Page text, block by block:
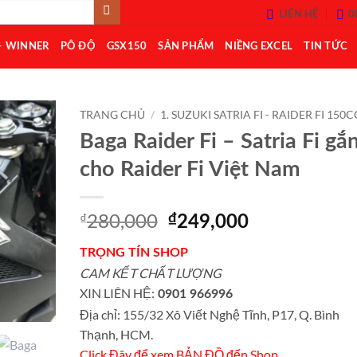
LIÊN HỆ
WINNER PÔ ĐỘ GSX150 SẢN PHẨM NIỀNG EXCEL TIN TỨC
Add to
Wishlist
TRANG CHỦ / 1. SUZUKI SATRIA FI - RAIDER FI
Baga Raider Fi – Satria Fi
cho Raider Fi Việt Nam
₫280,000 Giá
là:
₫280,000.
₫249,000Giá
TRỌNG TÍN SHOP
CAM KẾT CHẤT LƯỢNG
XIN LIÊN HỆ: 0901 966996
Địa chỉ: 155/32 Xô Viết Nghệ Tĩnh, P17, Q. Bình
Thạnh, HCM.
Click Đây để xem BẢN ĐỒ đến Shop